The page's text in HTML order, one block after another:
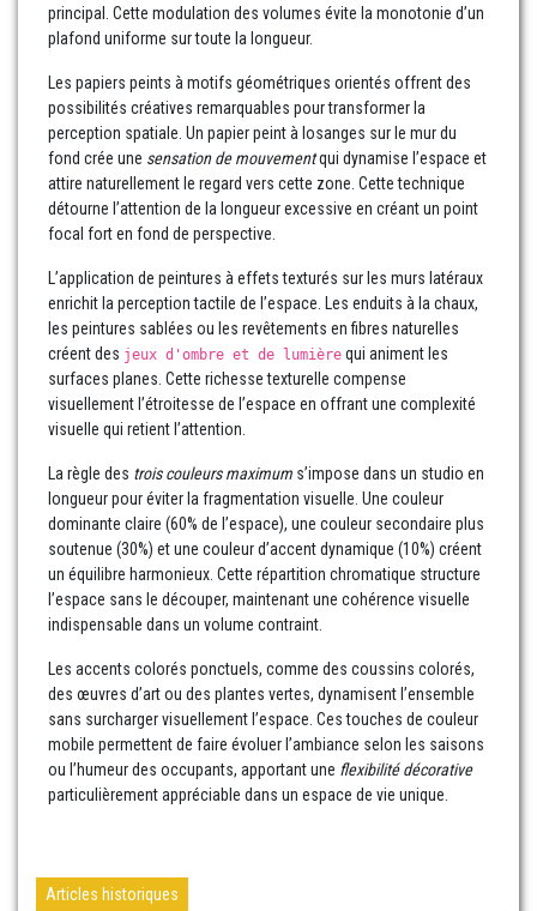
principal. Cette modulation des volumes évite la monotonie d’un
plafond uniforme sur toute la longueur.
Les papiers peints à motifs géométriques orientés offrent des
possibilités créatives remarquables pour transformer la
perception spatiale. Un papier peint à losanges sur le mur du
fond crée une sensation de mouvementqui dynamise l’espace et
attire naturellement le regard vers cette zone. Cette technique
détourne l’attention de la longueur excessive en créant un point
focal fort en fond de perspective.
L’application de peintures à effets texturés sur les murs latéraux
enrichit la perception tactile de l’espace. Les enduits à la chaux,
les peintures sablées ou les revêtements en fibres naturelles
créent des jeux d'ombre et de lumière qui animent les
surfaces planes. Cette richesse texturelle compense
visuellement l’étroitesse de l’espace en offrant une complexité
visuelle qui retient l’attention.
La règle des trois couleurs maximum s’impose dans un studio en
longueur pour éviter la fragmentation visuelle. Une couleur
dominante claire (60% de l’espace), une couleur secondaire plus
soutenue (30%) et une couleur d’accent dynamique (10%) créent
un équilibre harmonieux. Cette répartition chromatique structure
l’espace sans le découper, maintenant une cohérence visuelle
indispensable dans un volume contraint.
Les accents colorés ponctuels, comme des coussins colorés,
des œuvres d’art ou des plantes vertes, dynamisent l’ensemble
sans surcharger visuellement l’espace. Ces touches de couleur
mobile permettent de faire évoluer l’ambiance selon les saisons
ou l’humeur des occupants, apportant une flexibilité décorative
particulièrement appréciable dans un espace de vie unique.
Articles historiques